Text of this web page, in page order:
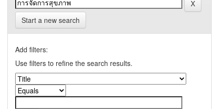
Start a new search
Add filters:
Use filters to refine the search results.